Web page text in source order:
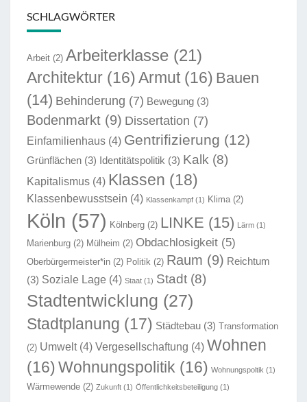
SCHLAGWÖRTER
Arbeit (2) Arbeiterklasse (21)
Architektur (16) Armut (16) Bauen
(14) Behinderung (7) Bewegung (3)
Bodenmarkt (9) Dissertation (7)
Einfamilienhaus (4) Gentrifizierung (12)
Grünflächen (3) Identitätspolitik (3) Kalk (8)
Kapitalismus (4) Klassen (18)
Klassenbewusstsein (4) Klassenkampf (1) Klima(2)
Köln (57) Kölnberg (2) LINKE (15) Lärm (1)
Marienburg (2) Mülheim (2) Obdachlosigkeit (5)
Oberbürgermeister*in (2) Politik (2) Raum (9) Reichtum
(3) Soziale Lage (4) Staat (1) Stadt (8)
Stadtentwicklung (27)
Stadtplanung (17) Städtebau (3) Transformation
(2) Umwelt(4) Vergesellschaftung (4) Wohnen
(16) Wohnungspolitik (16) Wohnungspoltik (1)
Wärmewende (2) Zukunft (1) Öffentlichkeitsbeteiligung (1)